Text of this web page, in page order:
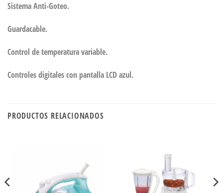
Sistema Anti-Goteo.
Guardacable.
Control de temperatura variable.
Controles digitales con pantalla LCD azul.
PRODUCTOS RELACIONADOS